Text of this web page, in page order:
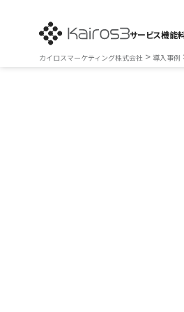
サービス機能
カイロスマーケティング株式会社 > 導入事例